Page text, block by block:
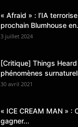
« Afraid » : l’IA
prochain Blumhouse
3 juillet 2024
[Critique] Things
phénomènes
30 avril 2021
« ICE CREAM MAN » :
gagner...